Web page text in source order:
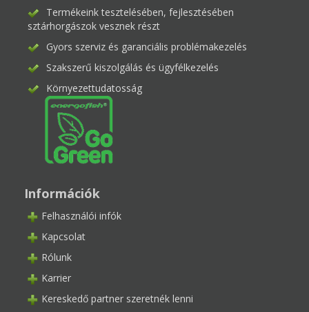
Termékeink tesztelésében, fejlesztésében
sztárhorgászok vesznek részt
Gyors szerviz és garanciális problémakezelés
Szakszerű kiszolgálás és ügyfélkezelés
Környezettudatosság
Információk
Felhasználói infók
Kapcsolat
Rólunk
Karrier
Kereskedő partner szeretnék lenni